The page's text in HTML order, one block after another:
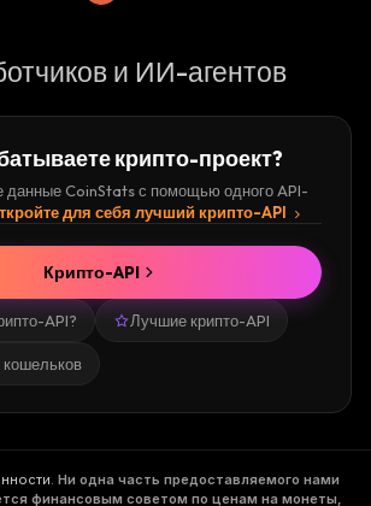
и ИИ-агентов
крипто-проект?
данные CoinStats с помощью одного API-
для себя лучший крипто-API
API? Лучшие крипто-API
Крипто-API
. Ни одна часть предоставляемого нами
финансовым советом по ценам на монеты,